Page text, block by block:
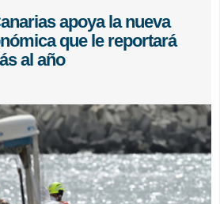
apoya la nueva
que le reportará
al año